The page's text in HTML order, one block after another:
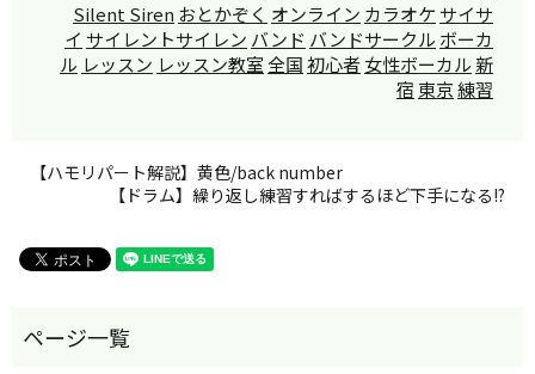
Silent Siren おとかぞく オンライン カラオケ サイサ
イ サイレントサイレン バンド バンドサークル ボーカ
ル レッスン レッスン教室全国初心者女性ボーカル 新
宿 東京練習
【ハモリパート解説】黄色/back number
【ドラム】繰り返し練習すればするほど下手になる!?